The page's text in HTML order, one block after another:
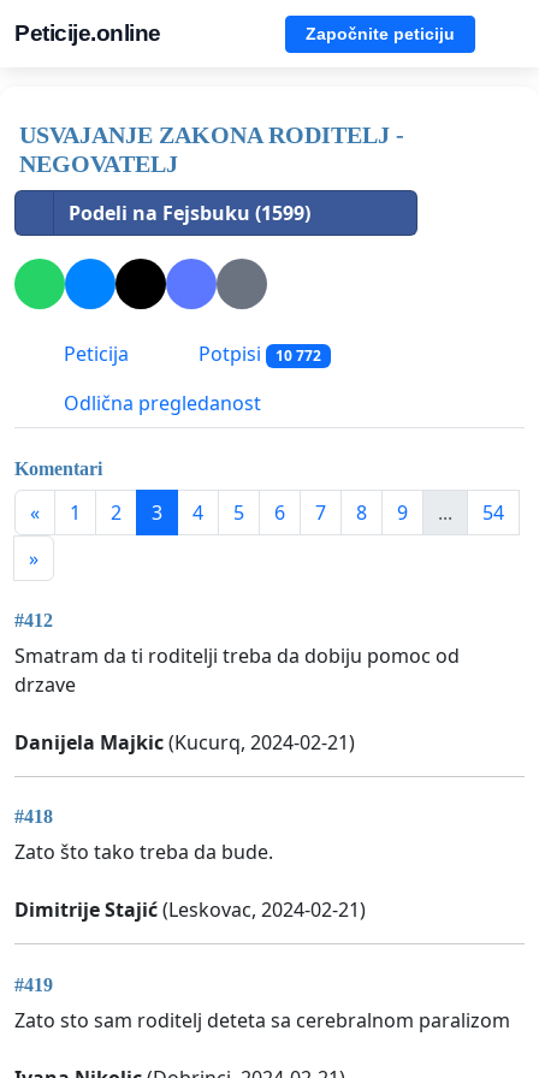
Peticije.online Započnite peticiju
USVAJANJE ZAKONA RODITELJ -
NEGOVATELJ
Podeli na Fejsbuku (1599)
Peticija Potpisi 10 772
Odlična pregledanost
Komentari
« 1 2 3 4 5 6 7 8 9 ...
54
»
#412
Smatram da ti roditelji treba da dobiju pomoc od
drzave
Danijela Majkic(Kucurq, 2024-02-21)
#418
Zato što tako treba da bude.
Dimitrije Stajić(Leskovac, 2024-02-21)
#419
Zato sto sam roditelj deteta sa cerebralnom paralizom